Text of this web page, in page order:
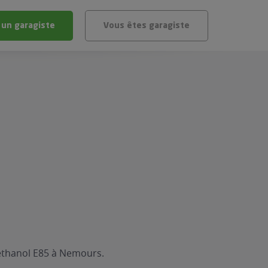
garagiste Vous êtes garagiste
E85 à Nemours.